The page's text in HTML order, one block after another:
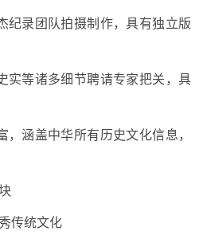
纪录团队拍摄制作，具有独立版
实等诸多细节聘请专家把关，具
，涵盖中华所有历史文化信息，
传统文化